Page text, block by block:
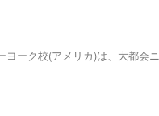
ーク校(アメリカ)は、大都